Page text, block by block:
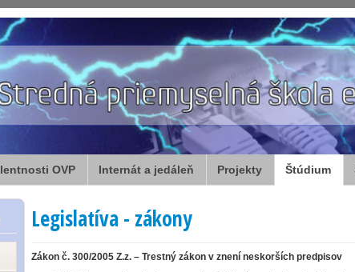
OVP Internát a jedáleň Projekty Štúdium
Legislatíva - zákony
Zákon č. 300/2005 Z.z. – Trestný zákon v znení neskorších predpisov